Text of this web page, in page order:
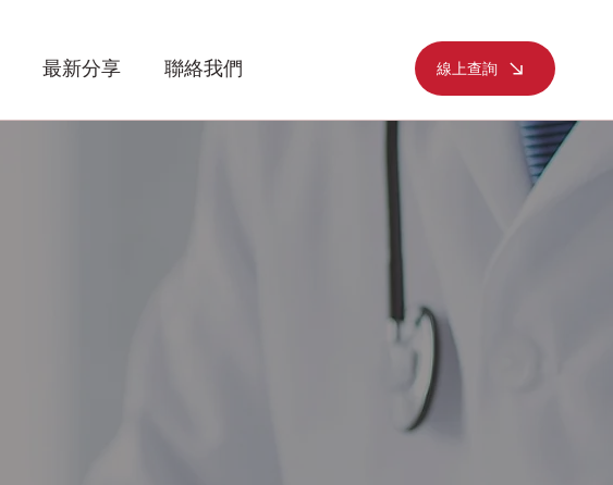
最新分享 聯絡我們 線上查詢